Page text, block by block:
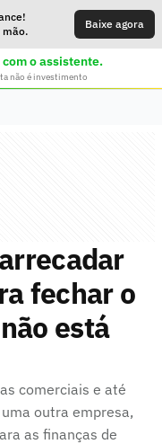
mão.
Baixe agora
com o assistente.
não é investimento
fechar o
está
comerciais e até
outra empresa,
as finanças de